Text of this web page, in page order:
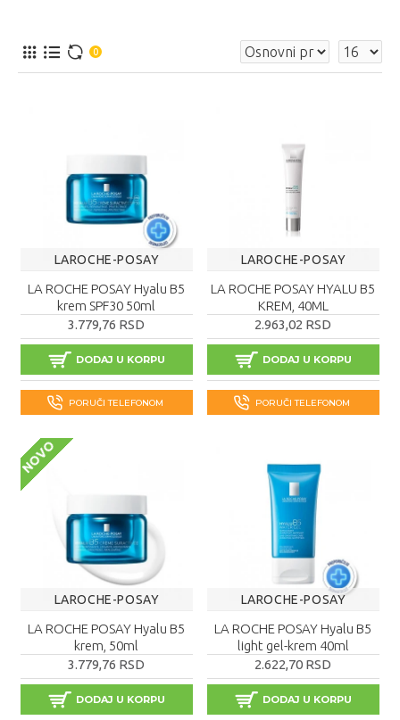
0
LAROCHE-POSAY
LA ROCHE POSAY Hyalu B5
krem SPF30 50ml
3.779,76 RSD
DODAJ U KORPU
PORUČI TELEFONOM
LAROCHE-POSAY
LA ROCHE POSAY HYALU B5
KREM, 40ML
2.963,02 RSD
DODAJ U KORPU
PORUČI TELEFONOM
NOVO
LAROCHE-POSAY
LA ROCHE POSAY Hyalu B5
krem, 50ml
3.779,76 RSD
DODAJ U KORPU
LAROCHE-POSAY
LA ROCHE POSAY Hyalu B5
light gel-krem 40ml
2.622,70 RSD
DODAJ U KORPU